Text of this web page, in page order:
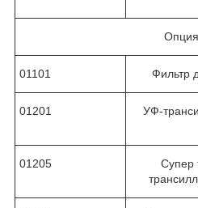
Опция
01101 Фильтр
01201
УФ-
01205
Супер